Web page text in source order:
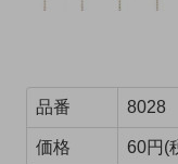
品番 8028
価格 60円(